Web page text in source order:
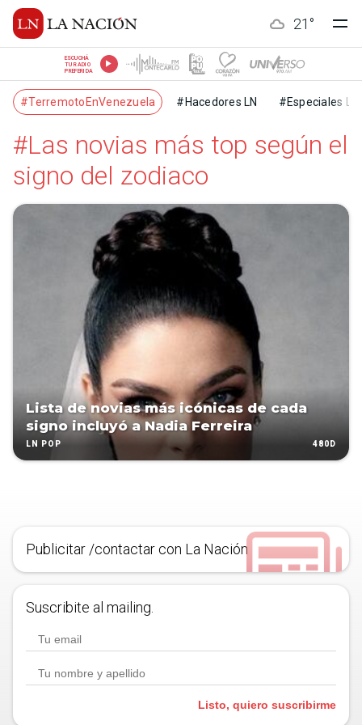
21 °
ESCUCHÁ
TU RADIO
PREFERIDA
#TerremotoEnVenezuela #Hacedores LN #Especiales LN
#Las novias más top según el
signo del zodiaco
Lista de novias más icónicas de cada
signo incluyó a Nadia Ferreira
LN POP 480D
Publicitar /contactar con La Nación
Suscribite al mailing.
Listo, quiero suscribirme